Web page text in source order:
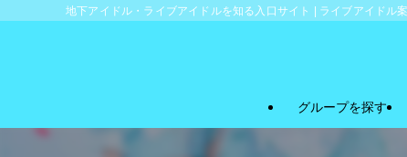
地下アイドル・ライブアイドルを知る入口サイト | ライブアイドル
グループを探す